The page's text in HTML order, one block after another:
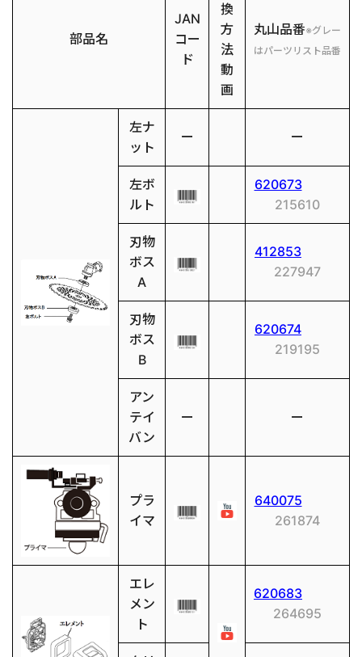
部品名
JAN
コー
ド
換
方
法
動
画
丸山品番※グレー
はパーツリスト品番
左ナ
ット
ー ー
左ボ
ルト
620673
215610
刃物
ボス
A
412853
227947
刃物
ボス
B
620674
219195
アン
テイ
バン
ー ー
プラ
イマ
640075
261874
エレ
メン
ト
620683
264695